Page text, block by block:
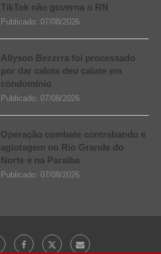
TikTok não governa o RN
Publicado: 07/08/2026
Allyson Bezerra foi processado
por dar calote deu calote em
condomínio
Publicado: 07/08/2026
Operação combate contrabando e
agiotagem no Rio Grande do
Norte e na Paraíba
Publicado: 07/08/2026